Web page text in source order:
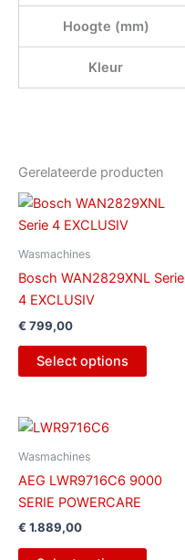
Hoogte (mm)
Kleur
Gerelateerde producten
Wasmachines
Bosch WAN2829XNL Serie
4 EXCLUSIV
€ 799,00
Select options
Wasmachines
AEG LWR9716C6 9000
SERIE POWERCARE
€ 1.889,00